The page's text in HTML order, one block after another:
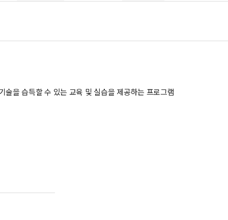
을 습득할 수 있는 교육 및 실습을 제공하는 프로그램